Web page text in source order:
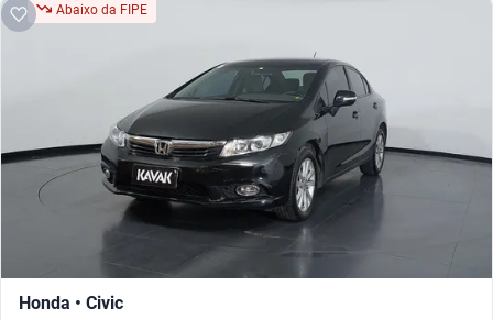
Abaixo da FIPE
Honda • Civic